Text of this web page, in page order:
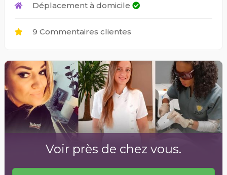
Déplacement à domicile
9 Commentaires clientes
Voir près de chez vous.